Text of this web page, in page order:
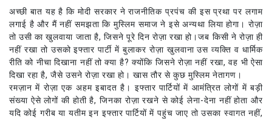
अच्छी बात यह है कि मोदी सरकार ने राजनीतिक प्रपंच की इस प्रथा पर लगाम
लगाई है और मैं नहीं समझता कि मुस्लिम समाज ने इसे अन्यथा लिया होगा। रोज़ा
तो उसी का खुलवाया जाता है, जिसने पूरे दिन रोज़ा रखा हो।जब किसी ने रोज़ा ही
नहीं रखा तो उसको इफ्तार पार्टी में बुलाकर रोज़ा खुलवाना उस व्यक्ति व धार्मिक
रीति को नीचा दिखाना नहीं तो क्या है? क्योंकि जिसने रोज़ा नहीं रखा, वह भी ऐसा
दिखा रहा है, जैसे उसने रोज़ा रखा हो। खास तौर से कुछ मुस्लिम नेतागण।
रमज़ान में रोज़ा एक अहम इबादत है। इफ्तार पार्टियों में आमंत्रित लोगों में बड़ी
संख्या ऐसे लोगों की होती है, जिनका रोज़ा रखने से कोई लेना-देना नहीं होता और
यदि कोई गरीब या यतीम इन इफ्तार पार्टियों में पहुंच जाए तो उसका स्वागत नहीं,